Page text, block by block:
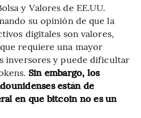
y Valores de EE.UU.
su opinión de que la
digitales son valores,
requiere una mayor
inversores y puede dificultar
Sin embargo, los
están de
en que bitcoin no es un